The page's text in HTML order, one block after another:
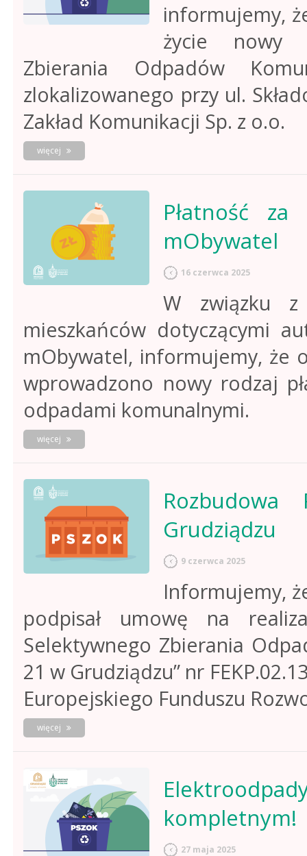
informujemy,
życie nowy
Zbierania Odpadów
zlokalizowanego przy ul.
Zakład Komunikacji Sp. z o.o.
więcej o
nowy
regulamin
września
2025
r.
Płatność
mObywatel
16 czerwca 2025
W związku z
mieszkańców dotyczącymi
mObywatel, informujemy, że
wprowadzono nowy rodzaj
odpadami komunalnymi.
więcej o
płatność
za
komunalne
w
mobywatel
Grudziądzu
9 czerwca 2025
Informujemy,
podpisał umowę na
Selektywnego Zbierania
21 w Grudziądzu” nr
Europejskiego Funduszu
więcej o
rozbudowa
pszok
ul.
składowej
w
grudziądzu
kompletnym!
27 maja 2025